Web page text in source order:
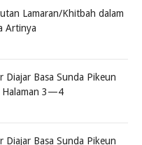
Lamaran/Khitbah dalam
Artinya
Diajar Basa Sunda Pikeun
Halaman 3—4
Diajar Basa Sunda Pikeun